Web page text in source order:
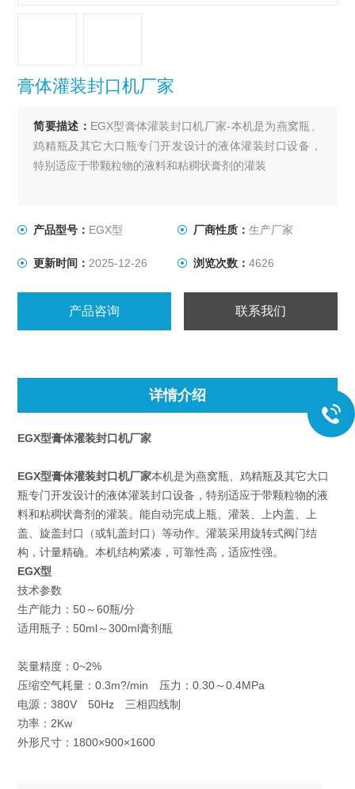
膏体灌装封口机厂家
简要描述： EGX型膏体灌装封口机厂家-本机是为燕窝瓶、
鸡精瓶及其它大口瓶专门开发设计的液体灌装封口设备，
特别适应于带颗粒物的液料和粘稠状膏剂的灌装
产品型号： EGX型 厂商性质： 生产厂家
更新时间： 2025-12-26 浏览次数： 4626
产品咨询 联系我们
详情介绍
EGX型膏体灌装封口机厂家
EGX型膏体灌装封口机厂家本机是为燕窝瓶、鸡精瓶及其它大口
瓶专门开发设计的液体灌装封口设备，特别适应于带颗粒物的液
料和粘稠状膏剂的灌装。能自动完成上瓶、灌装、上内盖、上
盖、旋盖封口（或轧盖封口）等动作。灌装采用旋转式阀门结
构，计量精确。本机结构紧凑，可靠性高，适应性强。
EGX型
技术参数
生产能力：50～60瓶/分
适用瓶子：50ml～300ml膏剂瓶
装量精度：0~2%
压缩空气耗量：0.3m?/min 压力：0.30～0.4MPa
电源：380V 50Hz 三相四线制
功率：2Kw
外形尺寸：1800×900×1600